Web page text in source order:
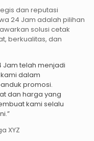
dan reputasi
24 Jam adalah pilihan
solusi cetak
berkualitas, dan
Jam telah menjadi
dalam
promosi.
dan harga yang
kami selalu
XYZ